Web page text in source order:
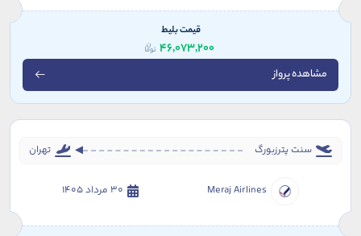
قیمت بلیط
46,073,200
مشاهده پرواز
سنت پترزبورگ تهران
Meraj Airlines 30 مرداد 1405